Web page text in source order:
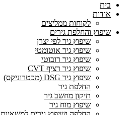
בית
אודות
לקוחות ממליצים
שיפוץ והחלפת גירים
שיפוץ גיר לפי יצרן
שיפוץ גיר אוטומטי
שיפוץ גיר רובוטי
שיפוץ גיר רציף CVT
שיפוץ גיר DSG (מכטרוניקס)
החלפת גיר
תיקון מחשב גיר
שיפוץ מוח גיר